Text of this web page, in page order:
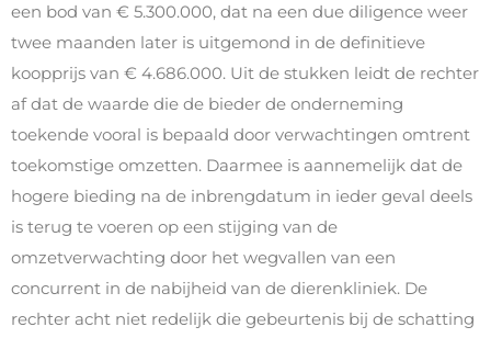
een bod van € 5.300.000, dat na een due diligence weer
twee maanden later is uitgemond in de definitieve
koopprijs van € 4.686.000. Uit de stukken leidt de rechter
af dat de waarde die de bieder de onderneming
toekende vooral is bepaald door verwachtingen omtrent
toekomstige omzetten. Daarmee is aannemelijk dat de
hogere bieding na de inbrengdatum in ieder geval deels
is terug te voeren op een stijging van de
omzetverwachting door het wegvallen van een
concurrent in de nabijheid van de dierenkliniek. De
rechter acht niet redelijk die gebeurtenis bij de schatting